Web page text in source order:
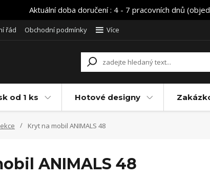
Aktuální doba doručení : 4 - 7 pracovních dnů
řád Obchodní podmínky Více
od 1 ks Hotové designy
Kryt na mobil ANIMALS 48
ANIMALS 48